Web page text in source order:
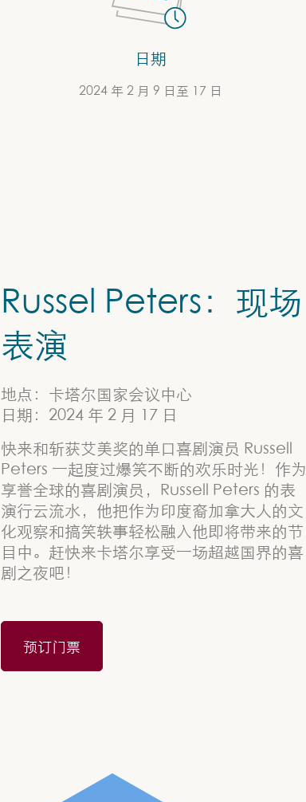
日期
2024 年 2 月 9 日至 17 日
Russel Peters：现场
表演
地点：卡塔尔国家会议中心
日期：2024 年 2 月 17 日
快来和斩获艾美奖的单口喜剧演员 Russell
Peters 一起度过爆笑不断的欢乐时光！作为
享誉全球的喜剧演员，Russell Peters 的表
演行云流水，他把作为印度裔加拿大人的文
化观察和搞笑轶事轻松融入他即将带来的节
目中。赶快来卡塔尔享受一场超越国界的喜
剧之夜吧！
预订门票